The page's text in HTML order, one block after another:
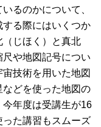
るのかについて、
る際にはいくつか
じほく）と真北
尺や地図記号につい
技術を用いた地図
どを使った地図の
年度は受講生が16
た講習もスムーズ